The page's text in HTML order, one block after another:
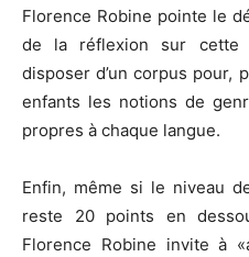
Florence Robine pointe le
de la réflexion sur cette
disposer d’un corpus pour,
enfants les notions de
propres à chaque langue.
Enfin, même si le niveau
reste 20 points en
Florence Robine invite à